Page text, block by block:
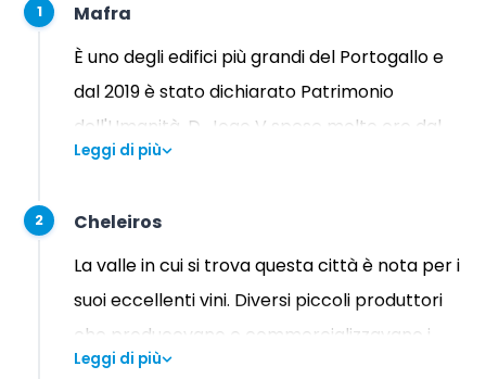
1
Mafra
È uno degli edifici più grandi del Portogallo e
dal 2019 è stato dichiarato Patrimonio
dell'Umanità. D. Joao V spese molto oro dal
Brasile per pagare una promessa. Faremo
provare una pasticceria locale.
Leggi di più
2
Cheleiros
La valle in cui si trova questa città è nota per i
suoi eccellenti vini. Diversi piccoli produttori
che producevano e commercializzavano i
propri vini non hanno mai avuto successo e i
Leggi di più